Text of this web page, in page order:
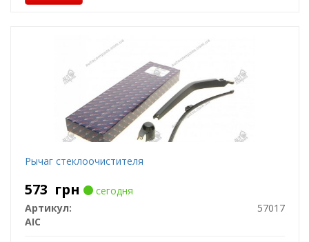
Рычаг стеклоочистителя
573 грн
сегодня
Артикул:
57017
AIC